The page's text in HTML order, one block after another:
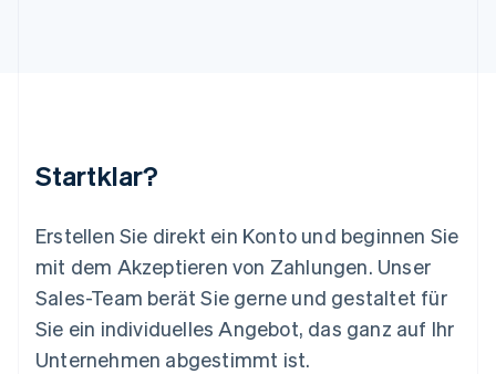
Startklar?
Erstellen Sie direkt ein Konto und beginnen Sie
mit dem Akzeptieren von Zahlungen. Unser
Sales-Team berät Sie gerne und gestaltet für
Sie ein individuelles Angebot, das ganz auf Ihr
Unternehmen abgestimmt ist.
Mexiko
English
Niederlande
Nederlands English
Norwegen
English
Österreich